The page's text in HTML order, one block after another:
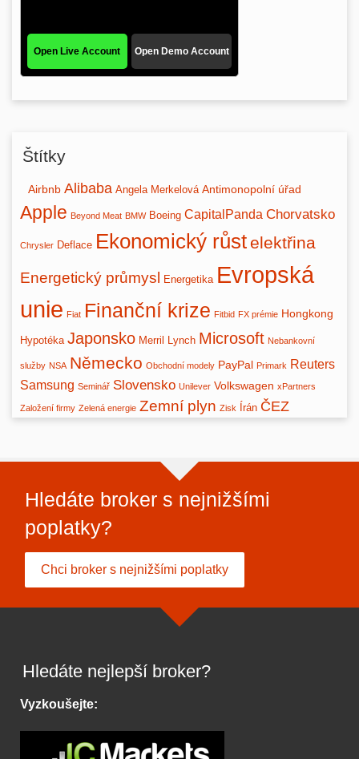
Štítky
Airbnb Alibaba Angela Merkelová Antimonopolní úřad
Apple Beyond Meat BMW Boeing CapitalPanda Chorvatsko
Chrysler Deflace Ekonomický růstelektřina
Energetický průmysl Energetika Evropská
unie Fiat Finanční krize Fitbid FX prémie Hongkong
Hypotéka Japonsko Merril Lynch Microsoft Nebankovní
služby NSA Německo Obchodní modely PayPal Primark Reuters
Samsung Seminář Slovensko Unilever Volkswagen xPartners
Založení firmy Zelená energie Zemní plyn Zisk Írán ČEZ
Hledáte broker s nejnižšími
poplatky?
Chci broker s nejnižšími poplatky
Hledáte nejlepší broker?
Vyzkoušejte: